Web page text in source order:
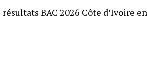
BAC 2026 Côte d’Ivoire en